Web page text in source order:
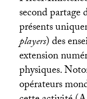
second
présents
players) des
extension
physiques.
opérateurs